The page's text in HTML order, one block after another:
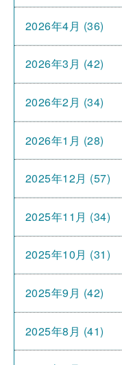
2026年4月 (36)
2026年3月 (42)
2026年2月 (34)
2026年1月 (28)
2025年12月 (57)
2025年11月 (34)
2025年10月 (31)
2025年9月 (42)
2025年8月 (41)